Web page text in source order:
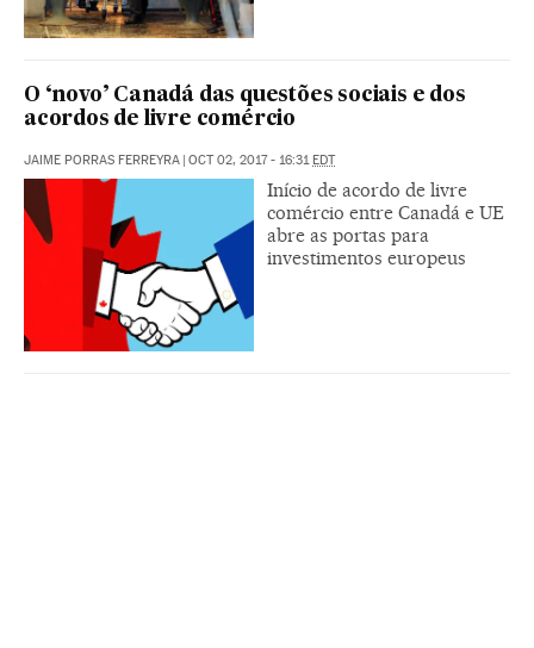
O ‘novo’ Canadá das questões sociais e dos
acordos de livre comércio
JAIME PORRAS FERREYRA | OCT 02, 2017 - 16:31EDT
Início de acordo de livre
comércio entre Canadá e UE
abre as portas para
investimentos europeus